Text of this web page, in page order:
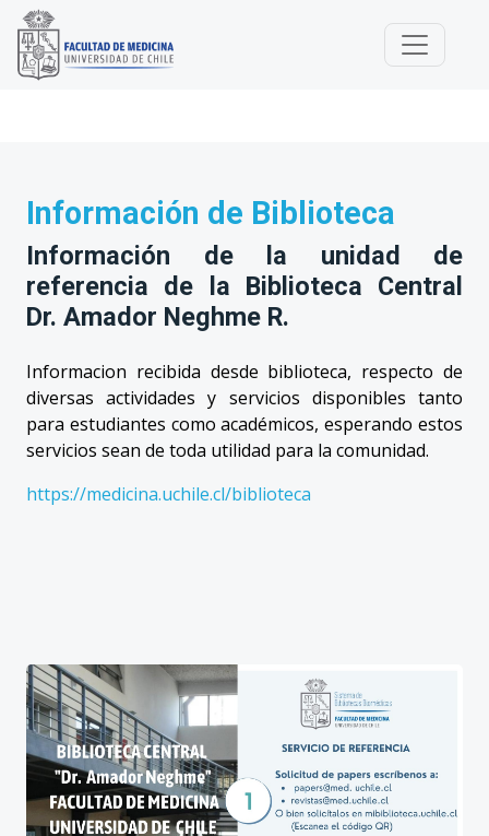
Información de Biblioteca
Información de la unidad de
referencia de la Biblioteca Central
Dr. Amador Neghme R.
Informacion recibida desde biblioteca, respecto de
diversas actividades y servicios disponibles tanto
para estudiantes como académicos, esperando estos
servicios sean de toda utilidad para la comunidad.
https://medicina.uchile.cl/biblioteca